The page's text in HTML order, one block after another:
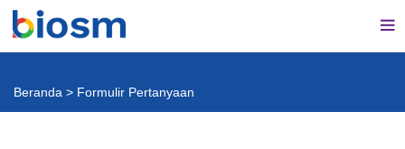
Beranda > Formulir Pertanyaan